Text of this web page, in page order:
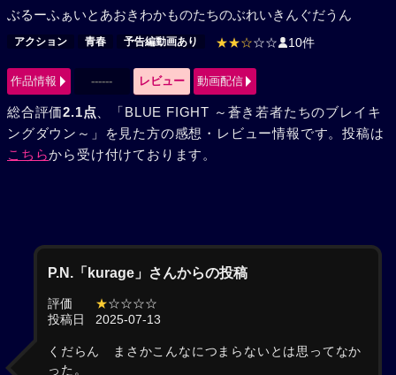
ぶるーふぁいとあおきわかものたちのぶれいきんぐだうん
アクション 青春 予告編動画あり ★★☆☆☆ 10件
作品情報 ------ レビュー 動画配信
総合評価2.1点 、「BLUE FIGHT ～蒼き若者たちのブレイキ
ングダウン～」を見た方の感想・レビュー情報です。投稿は
こちらから受け付けております。
P.N.「kurage」さんからの投稿
評価 ★☆☆☆☆
投稿日
2025-07-13
くだらん まさかこんなにつまらないとは思ってなか
った。